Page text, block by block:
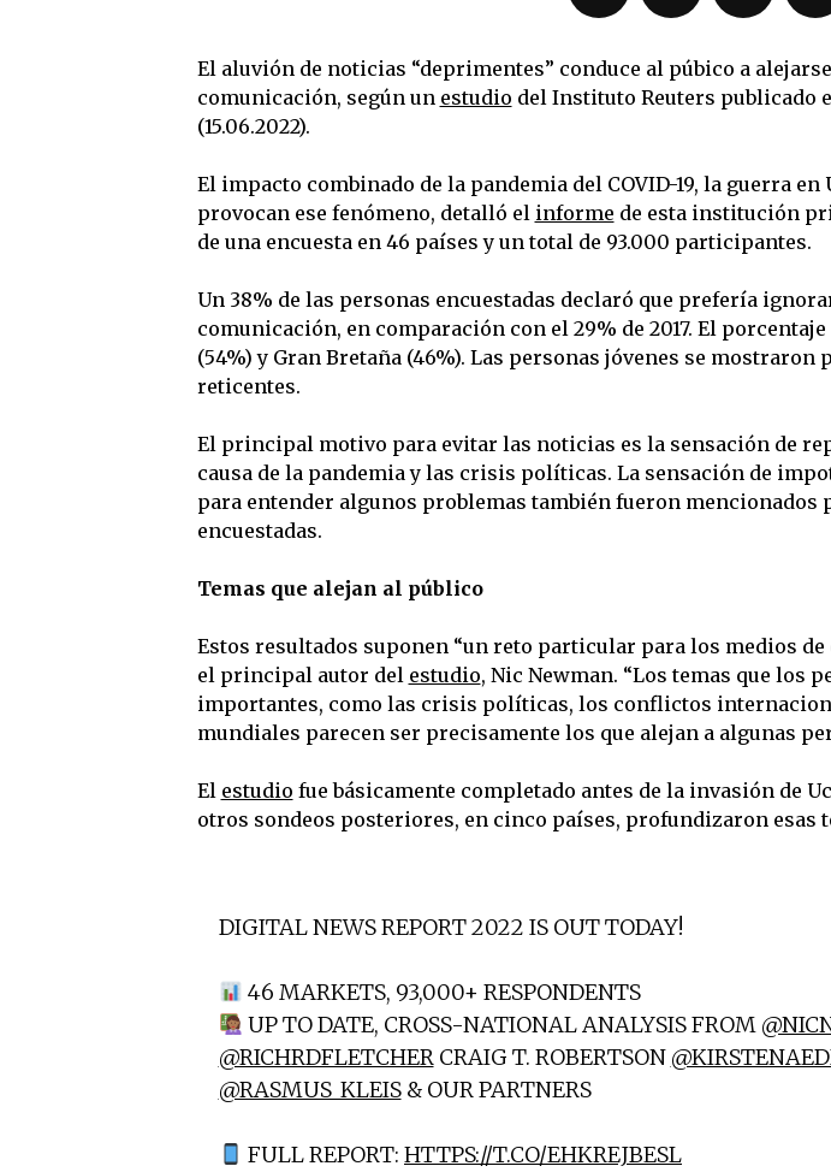
El aluvión de noticias “deprimentes” conduce al púbico a
comunicación, según un estudio del Instituto Reuters publicado
(15.06.2022).
El impacto combinado de la pandemia del COVID-19, la guerra
provocan ese fenómeno, detalló el informe de esta institución
de una encuesta en 46 países y un total de 93.000 participantes.
Un 38% de las personas encuestadas declaró que prefería
comunicación, en comparación con el 29% de 2017. El
(54%) y Gran Bretaña (46%). Las personas jóvenes se
reticentes.
El principal motivo para evitar las noticias es la sensación de
causa de la pandemia y las crisis políticas. La sensación de
para entender algunos problemas también fueron mencionados
encuestadas.
Temas que alejan al público
Estos resultados suponen “un reto particular para los medios
el principal autor del estudio, Nic Newman. “Los temas que los
importantes, como las crisis políticas, los conflictos
mundiales parecen ser precisamente los que alejan a algunas
El estudio fue básicamente completado antes de la invasión de
otros sondeos posteriores, en cinco países, profundizaron esas
DIGITAL NEWS REPORT 2022 IS OUT TODAY!
46 MARKETS, 93,000+ RESPONDENTS
UP TO DATE, CROSS-NATIONAL ANALYSIS FROM
@RICHRDFLETCHERCRAIG T. ROBERTSON
@RASMUS_KLEIS& OUR PARTNERS
FULL REPORT: HTTPS://T.CO/EHKREJBESL